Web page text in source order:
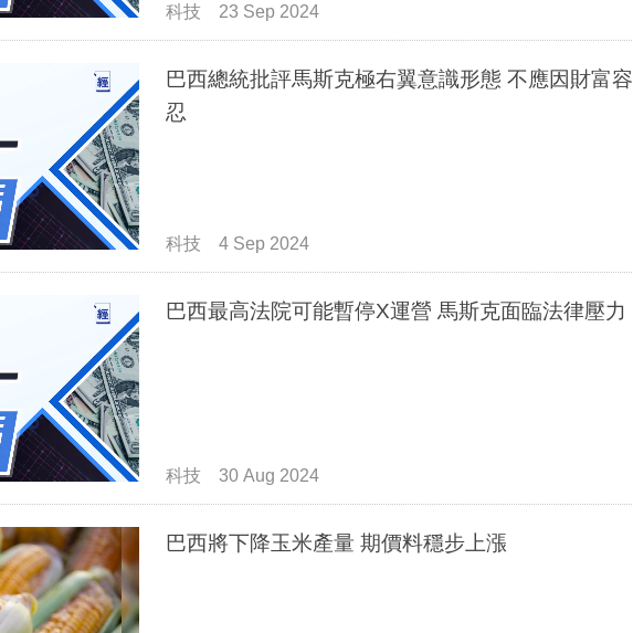
科技 23 Sep 2024
巴西總統批評馬斯克極右翼意識形態 不應因財富容
忍
科技 4 Sep 2024
巴西最高法院可能暫停X運營 馬斯克面臨法律壓力
科技 30 Aug 2024
巴西將下降玉米產量 期價料穩步上漲